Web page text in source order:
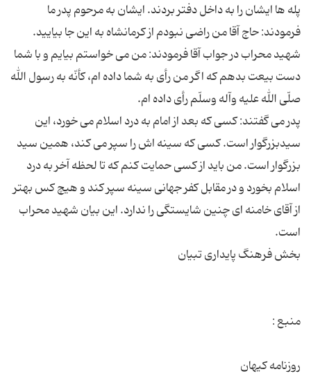
پله ها ایشان را به داخل دفتر بردند. ایشان به مرحوم پدر ما
فرمودند: حاج آقا من راضی نبودم از كرمانشاه به این جا بیایید.
شهید محراب در جواب آقا فرمودند: من می خواستم بیایم و با شما
دست بیعت بدهم كه اگر من رأی به شما داده ام، كأنّه به رسول الله
پدر می گفتند: كسی كه بعد از امام به درد اسلام می خورد، این
سیدبزرگوار است. كسی كه سینه اش را سپر می كند، همین سید
بزرگوار است. من باید از كسی حمایت كنم كه تا لحظه آخر به درد
اسلام بخورد و در مقابل كفر جهانی سینه سپر كند و هیچ كس بهتر
از آقای خامنه ای چنین شایستگی را ندارد. این بیان شهید محراب
روزنامه کیهان